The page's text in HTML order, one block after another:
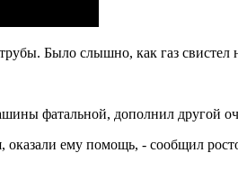
Было слышно, как газ
фатальной, дополнил другой
оказали ему помощь, - сообщил